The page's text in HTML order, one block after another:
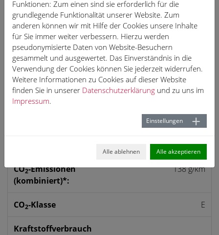
Anfrage
PDF Ansicht
Umwelt & Normen
CO2-Emissionen
(kombiniert)*:
138 g/km
CO2-Klasse E
Kraftstoffverbrauch
Funktionen: Zum einen sind sie erforderlich für die
grundlegende Funktionalität unserer Website. Zum
anderen können wir mit Hilfe der Cookies unsere Inhalte
für Sie immer weiter verbessern. Hierzu werden
pseudonymisierte Daten von Website-Besuchern
gesammelt und ausgewertet. Das Einverständnis in die
Verwendung der Cookies können Sie jederzeit widerrufen.
Weitere Informationen zu Cookies auf dieser Website
finden Sie in unserer Datenschutzerklärung und zu uns im
Impressum.
Einstellungen
Alle ablehnen Alle akzeptieren